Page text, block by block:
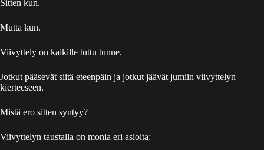
Sitten kun.
Mutta kun.
Viivyttely on kaikille tuttu tunne.
Jotkut pääsevät siitä eteenpäin ja jotkut jäävät jumiin viivyttelyn
kierteeseen.
Mistä ero sitten syntyy?
Viivyttelyn taustalla on monia eri asioita: